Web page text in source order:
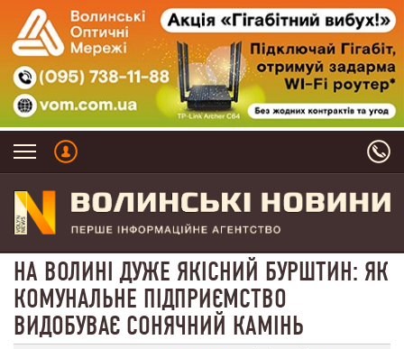
НА ВОЛИНІ ДУЖЕ ЯКІСНИЙ БУРШТИН: ЯК
КОМУНАЛЬНЕ ПІДПРИЄМСТВО
ВИДОБУВАЄ СОНЯЧНИЙ КАМІНЬ